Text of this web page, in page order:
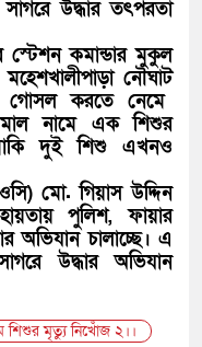
উদ্ধার তৎপরতা
স্টেশন কমান্ডার মুকুল
নৌঘাট
গোসল করতে নেমে
নামে এক শিশুর
দুই শিশু এখনও
মো. গিয়াস উদ্দিন
পুলিশ, ফায়ার
অভিযান চালাচ্ছে। এ
উদ্ধার অভিযান
শিশুর মৃত্যু নিখোঁজ ২।।